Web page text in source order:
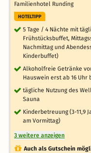
Familienhotel Runding
HOTELTIPP
5 Tage / 4 Nächte mit
Frühstücksbuffet,
Nachmittag und
Kinderbuffet)
Alkoholfreie Getränke
Hauswein erst ab 16 Uhr
tägliche Nutzung des
Sauna
Kinderbetreuung (3-11,9
am Vormittag)
3 weitere anzeigen
Auch als Gutschein